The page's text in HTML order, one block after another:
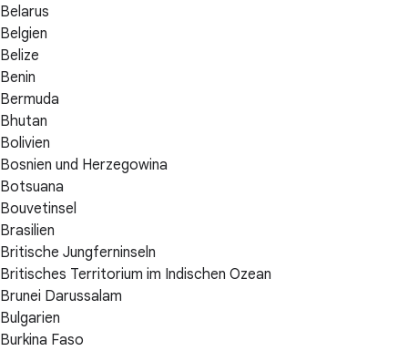
Belarus
Belgien
Belize
Benin
Bermuda
Bhutan
Bolivien
Bosnien und Herzegowina
Botsuana
Bouvetinsel
Brasilien
Britische Jungferninseln
Britisches Territorium im Indischen Ozean
Brunei Darussalam
Bulgarien
Burkina Faso